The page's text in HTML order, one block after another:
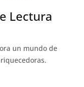
Lectura
un mundo de